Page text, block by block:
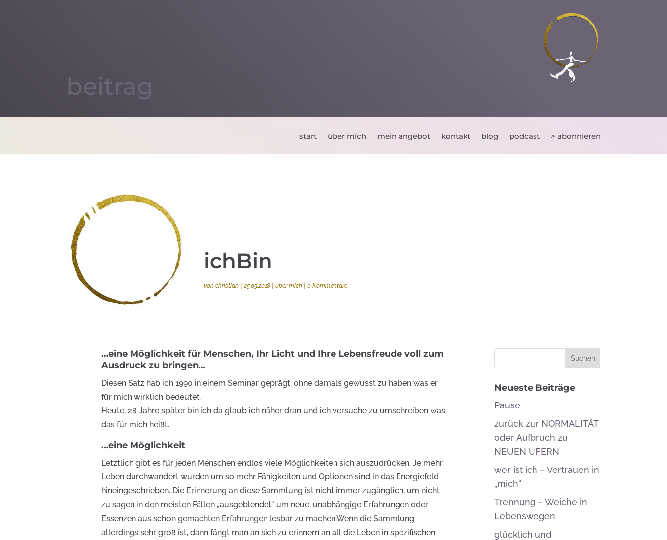
beitrag
start über mich mein angebot kontakt blog podcast > abonnieren
ichBin
vonchristian |25.05.2018 |über mich |0 Kommentare
…eine Möglichkeit für Menschen, Ihr Licht und Ihre Lebensfreude voll zum
Ausdruck zu bringen…
Diesen Satz hab ich 1990 in einem Seminar geprägt, ohne damals gewusst zu haben was er
für mich wirklich bedeutet.
Heute, 28 Jahre später bin ich da glaub ich näher dran und ich versuche zu umschreiben was
das für mich heißt.
…eine Möglichkeit
Letztlich gibt es für jeden Menschen endlos viele Möglichkeiten sich auszudrücken. Je mehr
Leben durchwandert wurden um so mehr Fähigkeiten und Optionen sind in das Energiefeld
hineingeschrieben. Die Erinnerung an diese Sammlung ist nicht immer zugänglich, um nicht
zu sagen in den meisten Fällen „ausgeblendet“ um neue, unabhängige Erfahrungen oder
Essenzen aus schon gemachten Erfahrungen lesbar zu machen.Wenn die Sammlung
allerdings sehr groß ist, dann fängt man an sich zu erinnern an all die Leben in spezifischen
Neueste Beiträge
Pause
zurück zur NORMALITÄT
oder Aufbruch zu
NEUEN UFERN
wer ist ich – Vertrauen in
„mich“
Trennung – Weiche in
Lebenswegen
glücklich und